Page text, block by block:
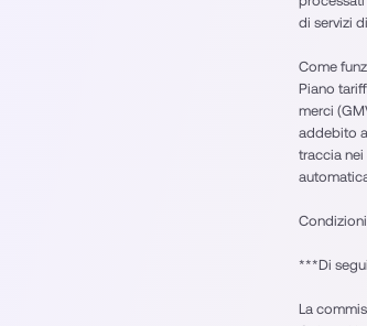
di servizi
Come
Piano
merci
addebito
traccia nei
***Di
La